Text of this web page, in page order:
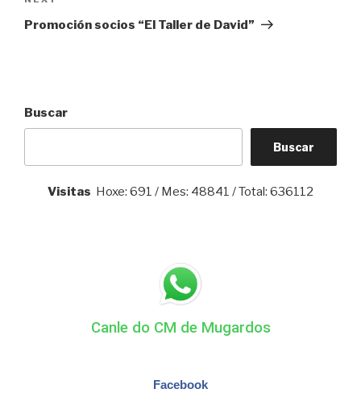
Post
Promoción socios “El Taller de David”
Buscar
Buscar
Visitas Hoxe: 691 / Mes: 48841 / Total: 636112
Canle do CM de Mugardos
Facebook